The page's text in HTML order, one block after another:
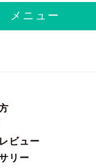
メニュー
ビュー
リー